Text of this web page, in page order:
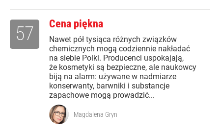
Cena piękna
Nawet pół tysiąca różnych związków
chemicznych mogą codziennie nakładać
na siebie Polki. Producenci uspokajają,
że kosmetyki są bezpieczne, ale naukowcy
biją na alarm: używane w nadmiarze
konserwanty, barwniki i substancje
zapachowe mogą prowadzić...
57
Magdalena Gryn